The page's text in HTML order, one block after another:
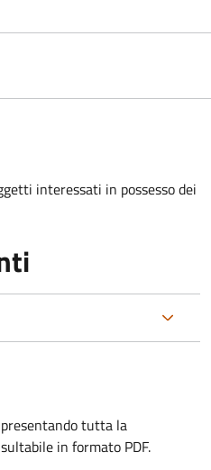
interessati in possesso dei
tutta la
in formato PDF.